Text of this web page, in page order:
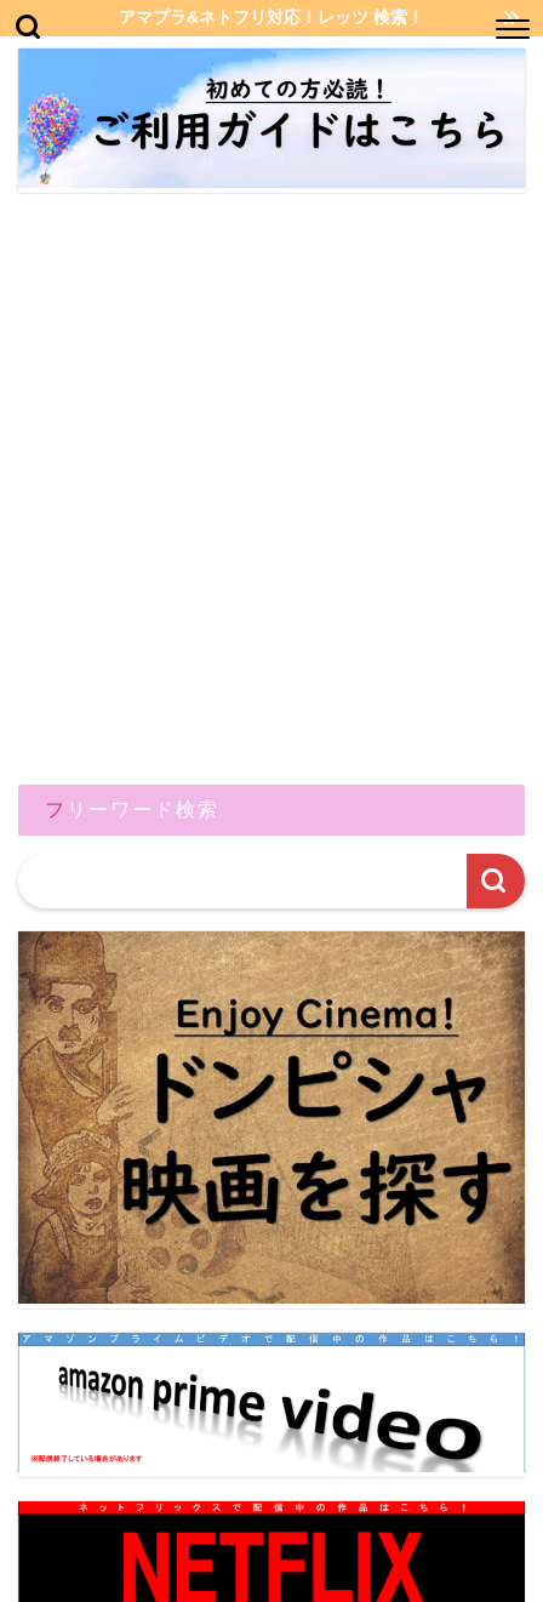
アマプラ&ネトフリ対応！レッツ 検索！
フリーワード検索